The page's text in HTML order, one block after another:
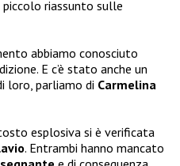
piccolo riassunto sulle
abbiamo conosciuto
E c’è stato anche un
loro, parliamo di Carmelina
esplosiva si è verificata
. Entrambi hanno mancato